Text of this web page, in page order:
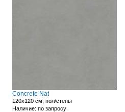
Concrete Nat
120x120 см, пол/стены
Наличие: по запросу